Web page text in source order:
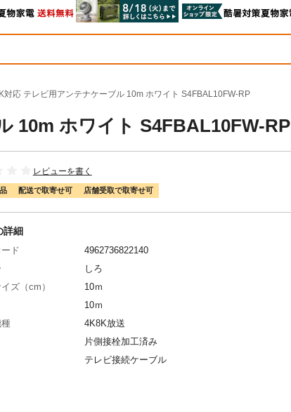
対応 テレビ用アンテナケーブル 10m ホワイト S4FBAL10FW-RP
10m ホワイト S4FBAL10FW-RP
レビューを書く
配送で取寄せ可 店舗受取で取寄せ可
詳細
ド
4962736822140
しろ
ズ（cm）
10ｍ
10ｍ
4K8K放送
片側接栓加工済み
テレビ接続ケーブル